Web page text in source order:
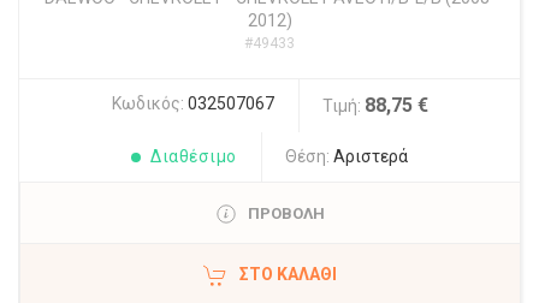
2012)
#49433
Κωδικός: 032507067 Τιμή: 88,75 €
Διαθέσιμο Θέση: Αριστερά
ΠΡΟΒΟΛΗ
ΣΤΟ ΚΑΛΆΘΙ